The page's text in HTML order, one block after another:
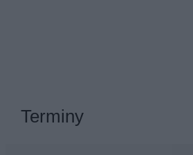
Terminy